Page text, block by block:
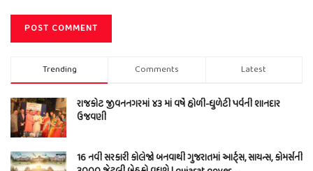
Trending Comments Latest
રાજકોટ જીવનનગરમાં ૪૩ માં વર્ષે હોળી-ધુળેટી પર્વની શાનદાર
ઉજવણી
16 નવી સરકારી કોલેજો બનવાથી ગુજરાતમાં આર્ટ્સ, સાયન્સ, કોમર્સની